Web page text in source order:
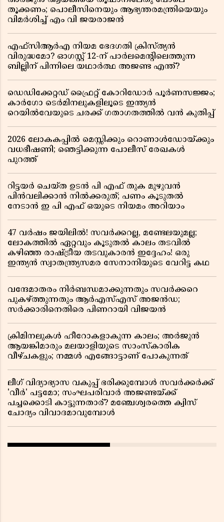
തൂക്കണം; പൊലീസിനെയും ആഭ്യന്തരമന്ത്രിയെയും
വിമർശിച്ച് എം വി ജയരാജൻ
എഫ്സിആർഎ നിയമ ഭേദഗതി ക്രിസ്ത്യൻ
വിരുദ്ധമോ? ഓഗസ്റ്റ് 12-ന് പാർലമെന്റിലെത്തുന്ന
ബില്ലിന് പിന്നിലെ യഥാർത്ഥ അജണ്ട എന്ത്?
ഡെഡിക്കേറ്റഡ് ഫ്രൈറ്റ് കോറിഡോർ പൂർണസജ്ജം;
കാർഗോ ടെർമിനലുകളിലൂടെ ഇന്ത്യൻ
റെയിൽവേയുടെ ചരക്ക് ഗതാഗതത്തിൽ വൻ കുതിപ്പ്
2026 ലോകകപ്പിൽ മെസ്സിക്കും റൊണാൾഡോയ്ക്കും
വധഭീഷണി; ഞെട്ടിക്കുന്ന പോലീസ് രേഖകൾ
പുറത്ത്
റിട്ടയർ ചെയ്ത ഉടൻ പി എഫ് തുക മുഴുവൻ
പിൻവലിക്കാൻ നിൽക്കരുത്; പണം കൂടുതൽ
നേടാൻ ഇ പി എഫ് ഒയുടെ നിയമം അറിയാം
47 വർഷം ജയിലിൽ! സവർക്കറല്ല, മണ്ടേലയുമല്ല;
ലോകത്തിൽ ഏറ്റവും കൂടുതൽ കാലം തടവിൽ
കഴിഞ്ഞ രാഷ്ട്രീയ തടവുകാരൻ ഇദ്ദേഹം! ഒരു
ഇന്ത്യൻ സ്വാതന്ത്ര്യസമര സേനാനിയുടെ വേറിട്ട കഥ
വന്ദേമാതരം നിർബന്ധമാക്കുന്നതും സവർക്കറെ
പുകഴ്ത്തുന്നതും ആർഎസ്എസ് അജൻഡ;
സർക്കാരിനെതിരെ പിണറായി വിജയൻ
ക്രിമിനലുകൾ ഹീറോകളാകുന്ന കാലം; അർജുൻ
ആയങ്കിമാരും മലയാളിയുടെ സാംസ്കാരിക
വീഴ്ചകളും; നമ്മൾ എങ്ങോട്ടാണ് പോകുന്നത്
ലീഗ് വിദ്യാഭ്യാസ വകുപ്പ് ഭരിക്കുമ്പോൾ സവർക്കർക്ക്
'വീർ' പട്ടമോ; സംഘപരിവാർ അജണ്ടയ്ക്ക്
പച്ചക്കൊടി കാട്ടുന്നതാര്? മഞ്ചേശ്വരത്തെ ക്വിസ്
ചോദ്യം വിവാദമാവുമ്പോൾ